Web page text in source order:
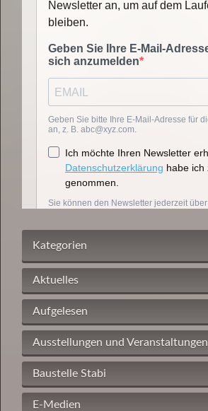
Kategorien
Aktuelles
Aufgelesen
Ausstellungen und Veranstaltungen
Baustelle Stabi
E-Medien